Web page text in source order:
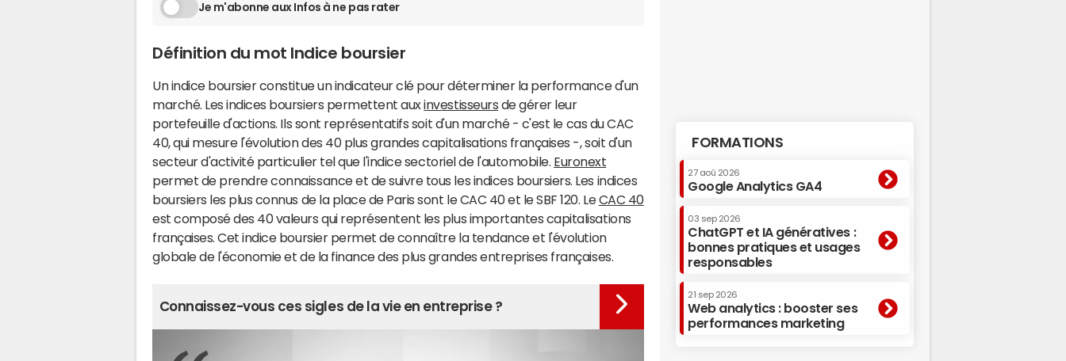
Je m'abonne aux Infos à ne pas rater
Définition du mot Indice boursier
Un indice boursier constitue un indicateur clé pour déterminer la performance d'un
marché. Les indices boursiers permettent auxinvestisseurs de gérer leur
portefeuille d'actions. Ils sont représentatifs soit d'un marché - c'est le cas du CAC
40, qui mesure l'évolution des 40 plus grandes capitalisations françaises -, soit d'un
secteur d'activité particulier tel que l'indice sectoriel de l'automobile. Euronext
permet de prendre connaissance et de suivre tous les indices boursiers. Les indices
boursiers les plus connus de la place de Paris sont le CAC 40 et le SBF 120. LeCAC 40
est composé des 40 valeurs qui représentent les plus importantes capitalisations
françaises. Cet indice boursier permet de connaître la tendance et l'évolution
globale de l'économie et de la finance des plus grandes entreprises françaises.
Connaissez-vous ces sigles de la vie en entreprise ?
FORMATIONS
27 aoû 2026
Google Analytics GA4
03 sep 2026
ChatGPT et IA génératives :
bonnes pratiques et usages
responsables
21 sep 2026
Web analytics : booster ses
performances marketing